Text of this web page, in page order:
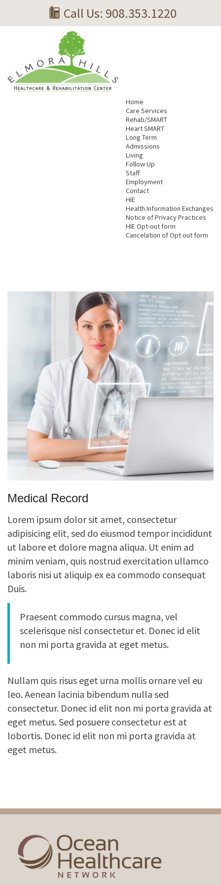
Call Us: ‎908.353.1220‎
Home
Care Services
Rehab/SMART
Heart SMART
Long Term
Admissions
Living
Follow Up
Staff
Employment
Contact
HIE
Health Information Exchanges
Notice of Privacy Practices
HIE Opt-out form
Cancelation of Opt out form
Medical Record
Lorem ipsum dolor sit amet, consectetur
adipisicing elit, sed do eiusmod tempor incididunt
ut labore et dolore magna aliqua. Ut enim ad
minim veniam, quis nostrud exercitation ullamco
laboris nisi ut aliquip ex ea commodo consequat
Duis.
Praesent commodo cursus magna, vel
scelerisque nisl consectetur et. Donec id elit
non mi porta gravida at eget metus.
Nullam quis risus eget urna mollis ornare vel eu
leo. Aenean lacinia bibendum nulla sed
consectetur. Donec id elit non mi porta gravida at
eget metus. Sed posuere consectetur est at
lobortis. Donec id elit non mi porta gravida at
eget metus.